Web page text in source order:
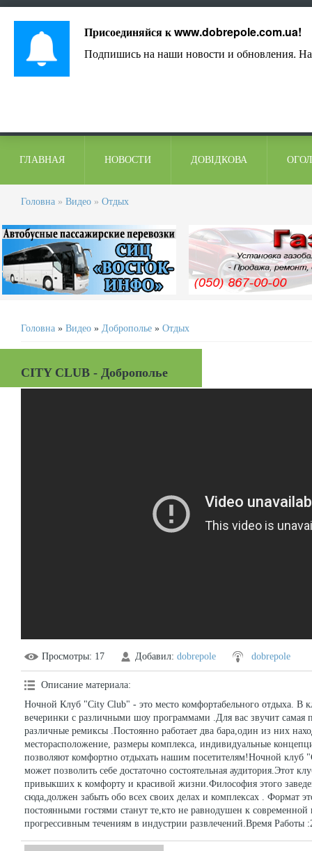
ГЛАВНАЯ НОВОСТИ ДОВІДКОВА
Головна » Видео » Отдых
Головна » Видео » Доброполье » Отдых
CITY CLUB - Доброполье
Просмотры: 17 Добавил: dobrepole dobrepole
Описание материала:
Ночной Клуб "City Club" - это место комфортабельного отдыха. В
вечеринки с различными шоу программами .Для вас звучит самая
различные ремиксы .Постоянно работает два бара,один из них
месторасположение, размеры комплекса, индивидуальные
позволяют комфортно отдыхать нашим посетителям!Ночной клуб
может позволить себе достаточно состоятельная аудитория.Этот
привыкших к комфорту и красивой жизни.Философия этого
сюда,должен забыть обо всех своих делах и комплексах . Формат
постоянными гостями станут те,кто не равнодушен к
прогрессивным течениям в индустрии развлечений.Время Работы
Присоединяйся кwww.dobrepole.com.ua!
Подпишись на наши новости и обновления.